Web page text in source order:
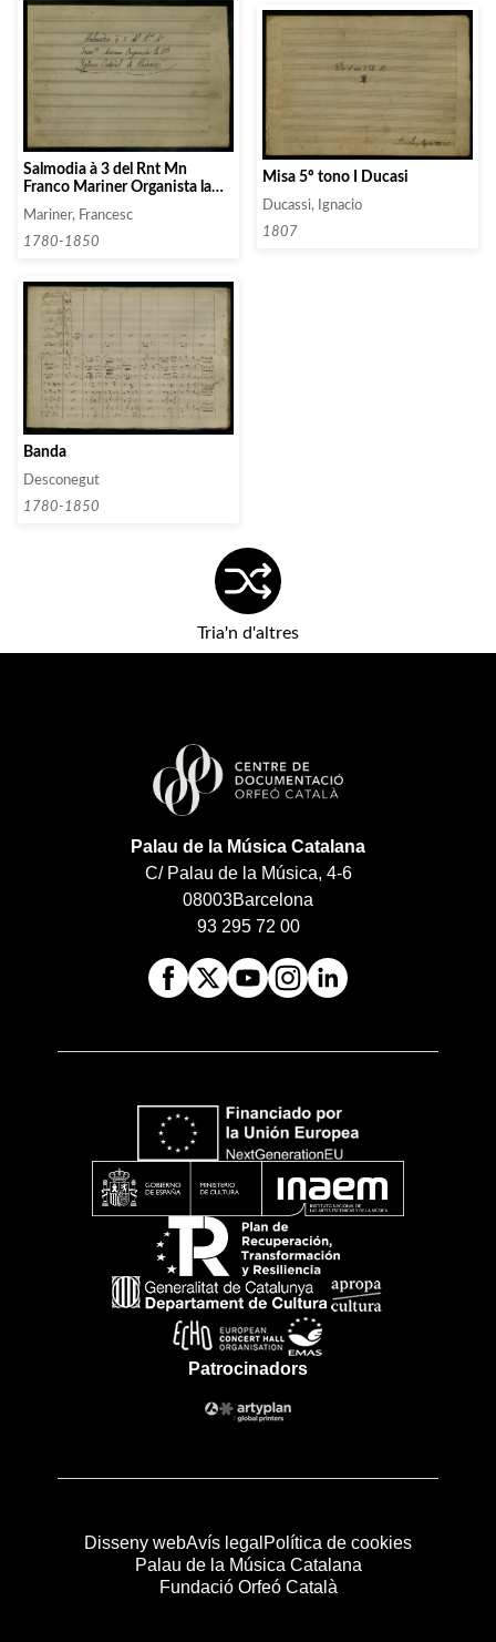
Salmodia à 3 del Rnt Mn
Franco Mariner Organista la
Sta / Iglesia Catredal de Barna
Mariner, Francesc
1780-1850
Misa 5º tono I Ducasi
Ducassi, Ignacio
1807
Banda
Desconegut
1780-1850
Tria'n d'altres
Palau de la Música Catalana
C/ Palau de la Música, 4-6
08003Barcelona
93 295 72 00
Patrocinadors
Disseny webAvís legal Política de cookies
Palau de la Música Catalana
Fundació Orfeó Català